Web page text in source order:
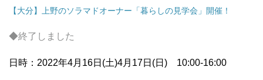
【大分】上野のソラマドオーナー「暮らしの見学会」開催！
◆終了しました
日時：2022年4月16日(土)4月17日(日) 10:00-16:00